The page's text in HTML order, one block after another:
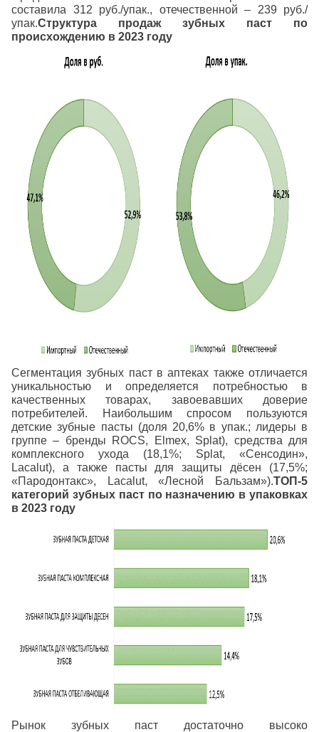
составила 312 руб./упак., отечественной – 239 руб./
упак.Структура продаж зубных паст по
происхождению в 2023 году
Сегментация зубных паст в аптеках также отличается
уникальностью и определяется потребностью в
качественных товарах, завоевавших доверие
потребителей. Наибольшим спросом пользуются
детские зубные пасты (доля 20,6% в упак.; лидеры в
группе – бренды ROCS, Elmex, Splat), средства для
комплексного ухода (18,1%; Splat, «Сенсодин»,
Lacalut), а также пасты для защиты дёсен (17,5%;
«Пародонтакс», Lacalut, «Лесной Бальзам»).ТОП-5
категорий зубных паст по назначению в упаковках
в 2023 году
Рынок зубных паст достаточно высоко